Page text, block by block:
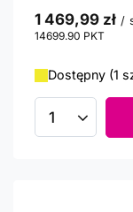
1 469,99 zł /
14699.90 PKT
Dostępny (1
Ilość